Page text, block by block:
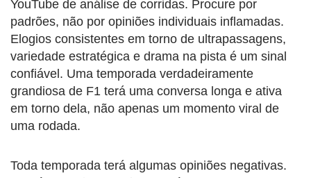
YouTube de análise de corridas. Procure por
padrões, não por opiniões individuais inflamadas.
Elogios consistentes em torno de ultrapassagens,
variedade estratégica e drama na pista é um sinal
confiável. Uma temporada verdadeiramente
grandiosa de F1 terá uma conversa longa e ativa
em torno dela, não apenas um momento viral de
uma rodada.
Toda temporada terá algumas opiniões negativas.